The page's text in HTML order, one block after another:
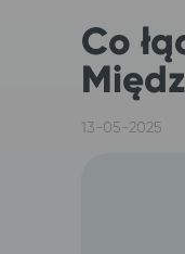
Co
13-05-2025